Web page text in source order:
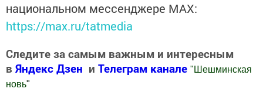
национальном мессенджере MАХ:
https://max.ru/tatmedia
Следите за самым важным и интересным
в Яндекс Дзен и Телеграм канале " Шешминская
новь"